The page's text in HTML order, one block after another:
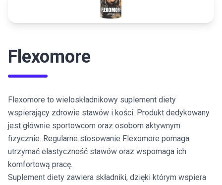
Flexomore
Flexomore to wieloskładnikowy suplement diety
wspierający zdrowie stawów i kości. Produkt dedykowany
jest głównie sportowcom oraz osobom aktywnym
fizycznie. Regularne stosowanie Flexomore pomaga
utrzymać elastyczność stawów oraz wspomaga ich
komfortową pracę.
Suplement diety zawiera składniki, dzięki którym wspiera